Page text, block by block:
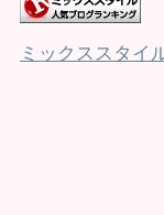
ミックススタイ